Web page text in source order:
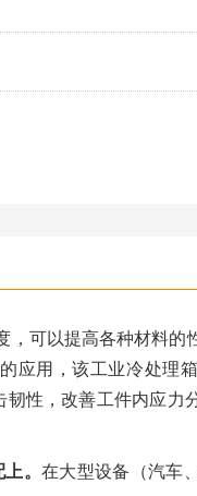
可以提高各种材料的
应用，该工业冷处理
性，改善工件内应力
。 在大型设备（汽车